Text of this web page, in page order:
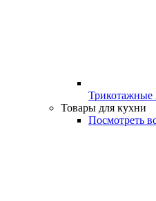
Товары для кухни
Посмотреть